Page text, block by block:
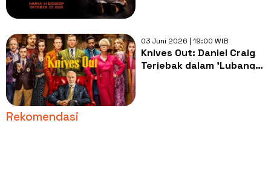
03 Juni 2026 | 19:00 WIB
Knives Out: Daniel Craig
Terjebak dalam 'Lubang
Rekomendasi